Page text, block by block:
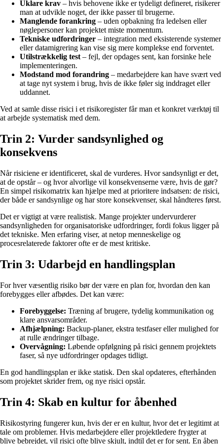
Uklare krav – hvis behovene ikke er tydeligt defineret, risikerer
man at udvikle noget, der ikke passer til brugerne.
Manglende forankring – uden opbakning fra ledelsen eller
nøglepersoner kan projektet miste momentum.
Tekniske udfordringer – integration med eksisterende systemer
eller datamigrering kan vise sig mere komplekse end forventet.
Utilstrækkelig test– fejl, der opdages sent, kan forsinke hele
implementeringen.
Modstand mod forandring – medarbejdere kan have svært ved
at tage nyt system i brug, hvis de ikke føler sig inddraget eller
uddannet.
Ved at samle disse risici i et risikoregister får man et konkret værktøj til
at arbejde systematisk med dem.
Trin 2: Vurder sandsynlighed og
konsekvens
Når risiciene er identificeret, skal de vurderes. Hvor sandsynligt er det,
at de opstår – og hvor alvorlige vil konsekvenserne være, hvis de gør?
En simpel risikomatrix kan hjælpe med at prioritere indsatsen: de risici,
der både er sandsynlige og har store konsekvenser, skal håndteres først.
Det er vigtigt at være realistisk. Mange projekter undervurderer
sandsynligheden for organisatoriske udfordringer, fordi fokus ligger på
det tekniske. Men erfaring viser, at netop menneskelige og
procesrelaterede faktorer ofte er de mest kritiske.
Trin 3: Udarbejd en handlingsplan
For hver væsentlig risiko bør der være en plan for, hvordan den kan
forebygges eller afbødes. Det kan være:
Forebyggelse: Træning af brugere, tydelig kommunikation og
klare ansvarsområder.
Afhjælpning: Backup-planer, ekstra testfaser eller mulighed for
at rulle ændringer tilbage.
Overvågning: Løbende opfølgning på risici gennem projektets
faser, så nye udfordringer opdages tidligt.
En god handlingsplan er ikke statisk. Den skal opdateres, efterhånden
som projektet skrider frem, og nye risici opstår.
Trin 4: Skab en kultur for åbenhed
Risikostyring fungerer kun, hvis der er en kultur, hvor det er legitimt at
tale om problemer. Hvis medarbejdere eller projektledere frygter at
blive bebrejdet, vil risici ofte blive skjult, indtil det er for sent. En åben